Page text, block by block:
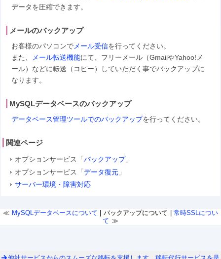
データを圧縮できます。
メールのバックアップ
お客様のパソコンで メール受信を行ってください。
また、
メール転送機能にて、フリーメール（GmailやYahoo!メ
ール）などに転送（コピー）していただく事でバックアップに
なります。
MySQLデータベースのバックアップ
データベース管理ツールでのバックアップを行ってください。
関連ページ
オプションサービス「バックアップ」
オプションサービス「データ復元 」
サーバー環境・障害対応
MySQLデータベースについて バックアップについて
常時SSLについ
て